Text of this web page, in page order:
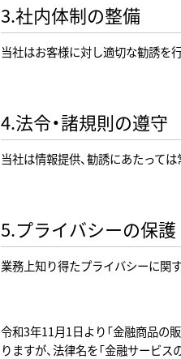
3.社内体制の整備
当社はお客様に対し適切な勧誘を
4.法令・諸規則の遵守
当社は情報提供、勧誘にあたって
5.プライバシーの保護
業務上知り得たプライバシーに関
令和3年11月1日より「金融商品の
りますが、法律名を「金融サービ